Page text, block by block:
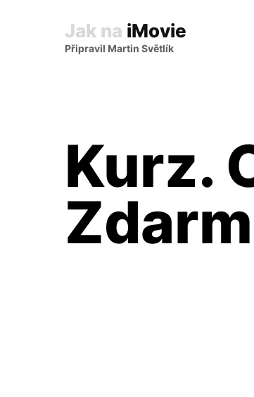
Jak na iMovie
Připravil Martin Světlík
Kurz.